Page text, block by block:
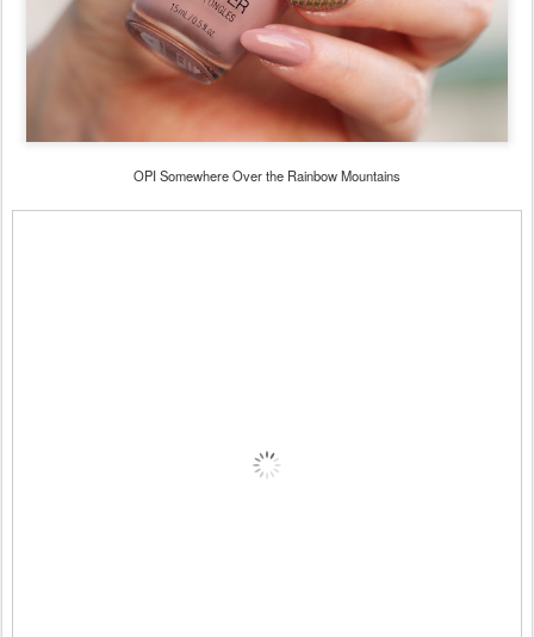
OPI Somewhere Over the Rainbow Mountains